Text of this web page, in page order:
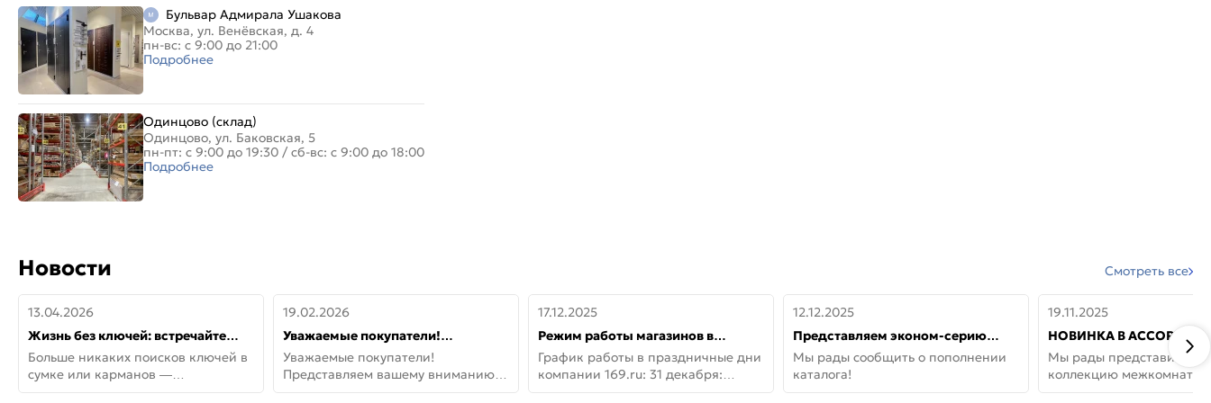
Бульвар Адмирала Ушакова
Москва, ул. Венёвская, д. 4
пн-вс: с 9:00 до 21:00
Подробнее
Одинцово (склад)
Одинцово, ул. Баковская, 5
пн-пт: с 9:00 до 19:30 / сб-вс: с 9:00 до 18:00
Подробнее
Новости Смотреть все
13.04.2026
Жизнь без ключей: встречайте
новую дверь СИТИ ИНТЕГРА
АйКью!
Больше никаких поисков ключей в
сумке или карманов —
представляем СИТИ ИНТЕГРА
19.02.2026
Уважаемые покупатели!
Представляем вашему вниманию
новинки от Armadillo!
Уважаемые покупатели!
Представляем вашему вниманию
новинки от Armadillo! Новая
17.12.2025
Режим работы магазинов в
праздничные дни с 31 декабря по
11 января
График работы в праздничные дни
компании 169.ru: 31 декабря:
Заказы, самовывоз и доставки —
12.12.2025
Представляем эконом-серию
дверей от бренда Portika, где цена
не значит «просто»
Мы рады сообщить о пополнении
каталога!
19.11.2025
НОВИНКА В
ДВЕРИ GLOSSMAT —
НЕОКЛАССИКА И УЮТ
Мы рады представить
коллекцию
GlossMat